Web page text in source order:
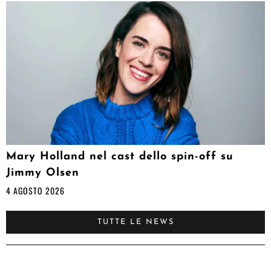
Mary Holland nel cast dello spin-off su
Jimmy Olsen
4 AGOSTO 2026
TUTTE LE NEWS